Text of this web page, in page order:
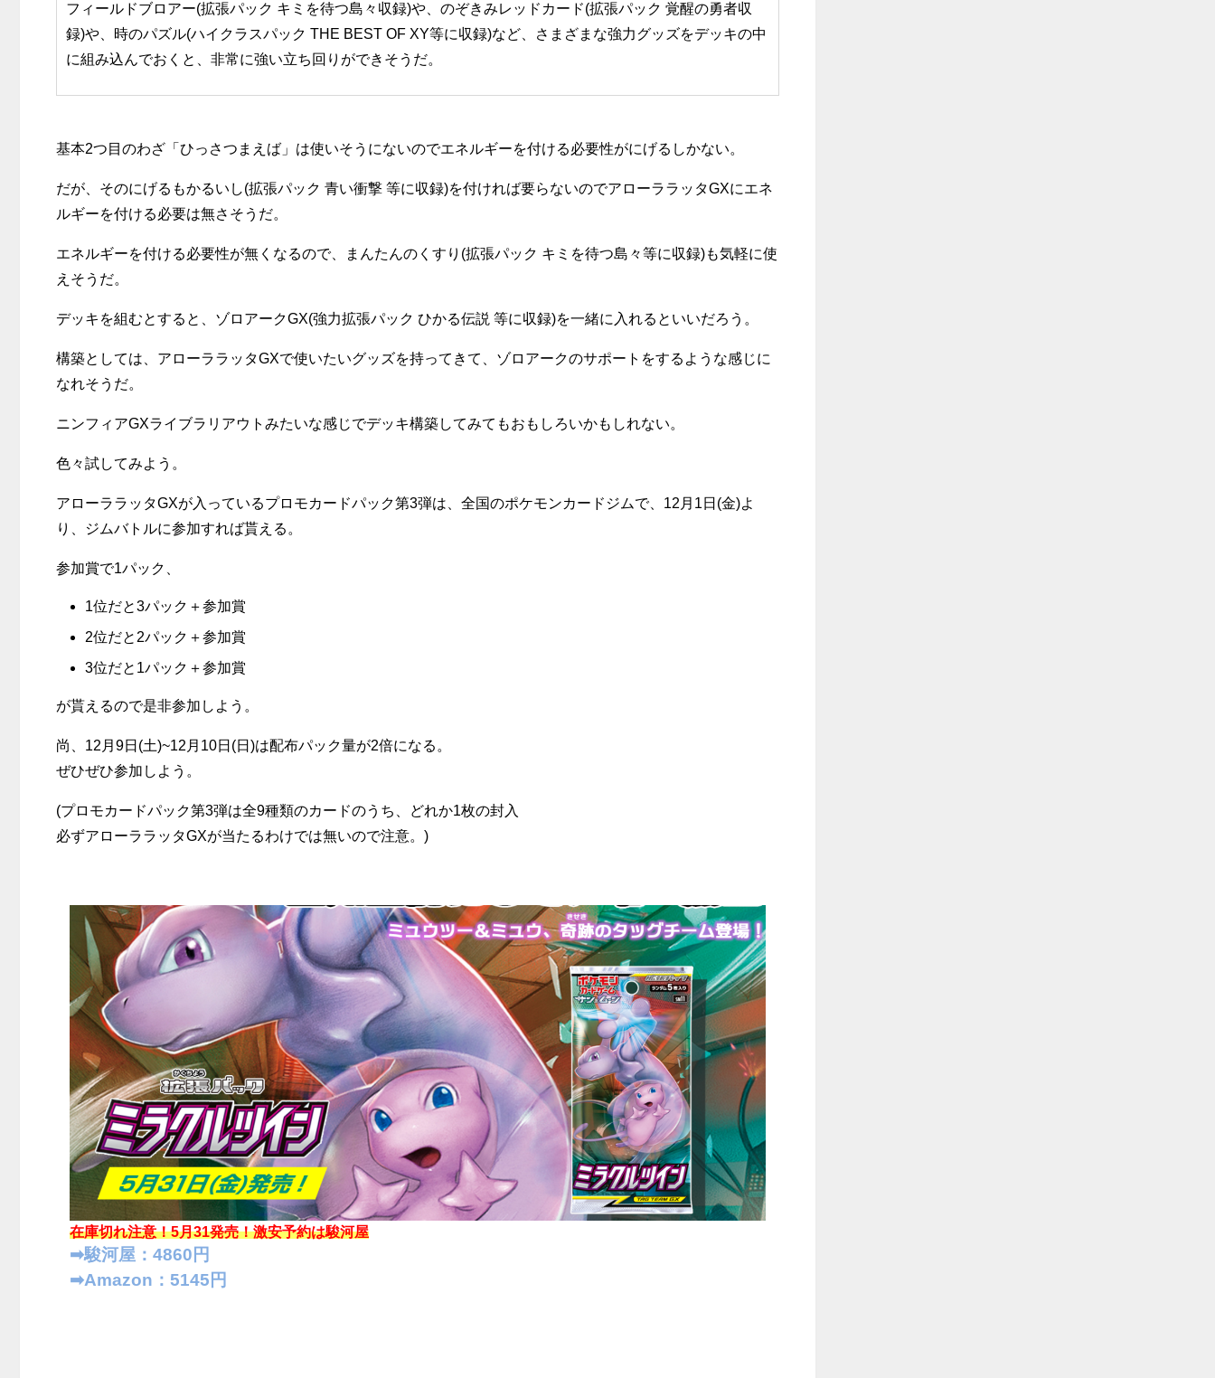
フィールドブロアー(拡張パック キミを待つ島々収録)や、のぞきみレッドカード(拡張パック 覚醒の勇者収
録)や、時のパズル(ハイクラスパック THE BEST OF XY等に収録)など、さまざまな強力グッズをデッキの中
に組み込んでおくと、非常に強い立ち回りができそうだ。
基本2つ目のわざ「ひっさつまえば」は使いそうにないのでエネルギーを付ける必要性がにげるしかない。
だが、そのにげるもかるいし(拡張パック 青い衝撃 等に収録)を付ければ要らないのでアローララッタGXにエネ
ルギーを付ける必要は無さそうだ。
エネルギーを付ける必要性が無くなるので、まんたんのくすり(拡張パック キミを待つ島々等に収録)も気軽に使
えそうだ。
デッキを組むとすると、ゾロアークGX(強力拡張パック ひかる伝説 等に収録)を一緒に入れるといいだろう。
構築としては、アローララッタGXで使いたいグッズを持ってきて、ゾロアークのサポートをするような感じに
なれそうだ。
ニンフィアGXライブラリアウトみたいな感じでデッキ構築してみてもおもしろいかもしれない。
色々試してみよう。
アローララッタGXが入っているプロモカードパック第3弾は、全国のポケモンカードジムで、12月1日(金)よ
り、ジムバトルに参加すれば貰える。
参加賞で1パック、
1位だと3パック＋参加賞
2位だと2パック＋参加賞
3位だと1パック＋参加賞
が貰えるので是非参加しよう。
尚、12月9日(土)~12月10日(日)は配布パック量が2倍になる。
ぜひぜひ参加しよう。
(プロモカードパック第3弾は全9種類のカードのうち、どれか1枚の封入
必ずアローララッタGXが当たるわけでは無いので注意。)
在庫切れ注意！5月31発売！激安予約は駿河屋
➡︎駿河屋：4860円
➡︎Amazon：5145円